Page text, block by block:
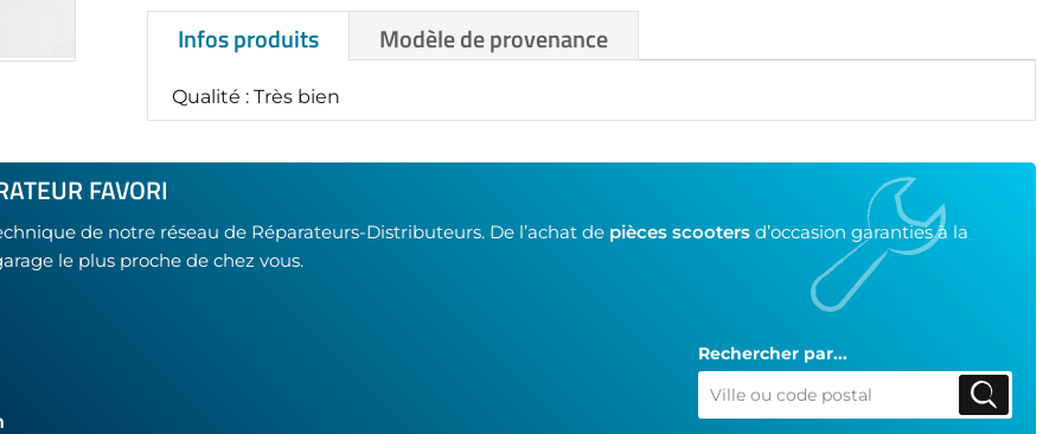
Infos produits
Qualité : Très bien
Modèle de provenance
FAVORI
de notre réseau de Réparateurs-Distributeurs. De l’achat de pièces scooters d’occasion garanties à la
le plus proche de chez vous.
Rechercher par...